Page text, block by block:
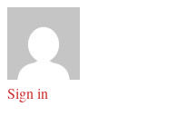
Sign in